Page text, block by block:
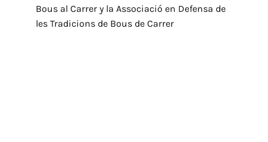
Bous al Carrer y la Associació en Defensa de
les Tradicions de Bous de Carrer